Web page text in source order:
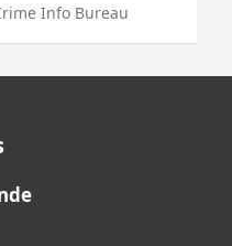
Info Bureau